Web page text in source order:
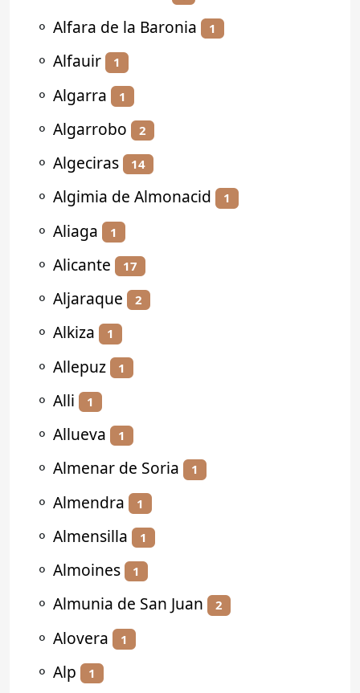
⚬ Alfara de la Baronia 1
⚬ Alfauir 1
⚬ Algarra 1
⚬ Algarrobo 2
⚬ Algeciras 14
⚬ Algimia de Almonacid 1
⚬ Aliaga 1
⚬ Alicante 17
⚬ Aljaraque 2
⚬ Alkiza 1
⚬ Allepuz 1
⚬ Alli 1
⚬ Allueva 1
⚬ Almenar de Soria 1
⚬ Almendra 1
⚬ Almensilla 1
⚬ Almoines 1
⚬ Almunia de San Juan 2
⚬ Alovera 1
⚬ Alp 1